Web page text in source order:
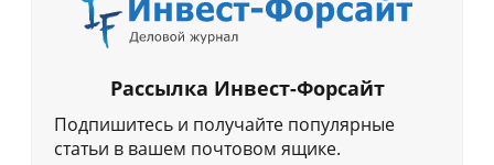
Рассылка Инвест-Форсайт
Подпишитесь и получайте популярные
статьи в вашем почтовом ящике.